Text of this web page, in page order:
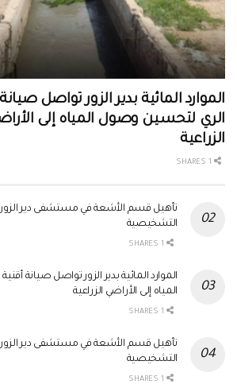
الموارد المائية بدير الزور تواصل
الري لتحسين وصول المياه إلى
الزراعية
تأهيل قسم الأشعة في مستشفى دير الزور
التشخيصية
الموارد المائية بدير الزور تواصل صيانة
المياه إلى الأراضي الزراعية
تأهيل قسم الأشعة في مستشفى دير الزور
التشخيصية